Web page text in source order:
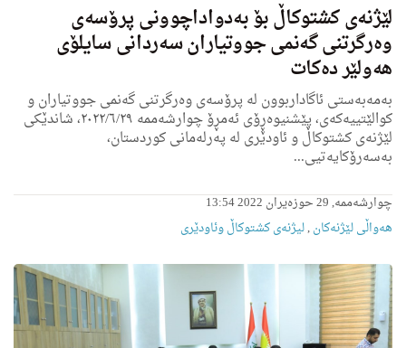
لێژنه‌ى كشتوكاڵ بۆ به‌دواداچوونى پرۆسه‌ی
وه‌رگرتنی گه‌نمى جووتیاران سه‌ردانى سایلۆى
هه‌ولێر ده‌كات
به‌مه‌به‌ستی ئاگاداربوون له‌ پرۆسه‌ی وه‌رگرتنی گه‌نمی جووتیاران و
كوالێتییه‌كه‌ى، پێشنیوه‌ڕۆى ئه‌مڕۆ چوارشه‌ممه‌ ٢٠٢٢/٦/٢٩، شاندێكی
لێژنه‌ى كشتوكاڵ و ئاودێرى له‌ په‌رله‌مانى كوردستان،
به‌سه‌رۆكایه‌تیی...
چوارشەممە, 29 حوزەیران 2022 13:54
هه‌واڵى لێژنه‌كان,لیژنه‌ى كشتوكاڵ وئاودێری